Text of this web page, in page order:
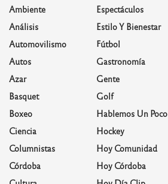
Ambiente
Análisis
Automovilismo
Autos
Azar
Basquet
Boxeo
Ciencia
Columnistas
Córdoba
Espectáculos
Estilo Y Bienestar
Fútbol
Gastronomía
Gente
Golf
Hablemos Un Poco
Hockey
Hoy Comunidad
Hoy Córdoba